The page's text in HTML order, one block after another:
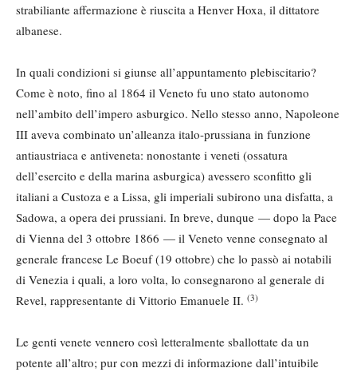
strabiliante affermazione è riuscita a Henver Hoxa, il dittatore
albanese.
In quali condizioni si giunse all’appuntamento plebiscitario?
Come è noto, fino al 1864 il Veneto fu uno stato autonomo
nell’ambito dell’impero asburgico. Nello stesso anno, Napoleone
III aveva combinato un’alleanza italo-prussiana in funzione
antiaustriaca e antiveneta: nonostante i veneti (ossatura
dell’esercito e della marina asburgica) avessero sconfitto gli
italiani a Custoza e a Lissa, gli imperiali subirono una disfatta, a
Sadowa, a opera dei prussiani. In breve, dunque — dopo la Pace
di Vienna del 3 ottobre 1866 — il Veneto venne consegnato al
generale francese Le Boeuf (19 ottobre) che lo passò ai notabili
di Venezia i quali, a loro volta, lo consegnarono al generale di
Revel, rappresentante di Vittorio Emanuele II. (3)
Le genti venete vennero così letteralmente sballottate da un
potente all’altro; pur con mezzi di informazione dall’intuibile